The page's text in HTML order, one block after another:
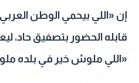
إن «اللي بيحمي الوطن
قابله الحضور بتصفيق حاد،
«اللي ملوش خير في بلده